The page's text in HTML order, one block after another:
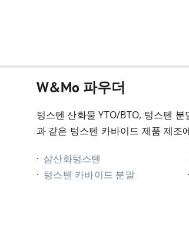
W&Mo 파우더
텅스텐 산화물 YTO/BTO, 텅스텐
과 같은 텅스텐 카바이드 제품 제조
· 삼산화텅스텐
· 텅스텐 카바이드 분말 ·